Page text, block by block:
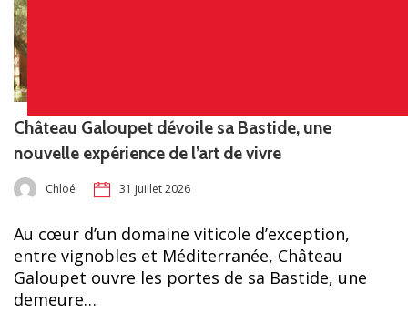
Château Galoupet dévoile sa Bastide, une
nouvelle expérience de l’art de vivre
Chloé 31 juillet 2026
Au cœur d’un domaine viticole d’exception,
entre vignobles et Méditerranée, Château
Galoupet ouvre les portes de sa Bastide, une
demeure…